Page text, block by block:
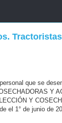
Tractoristas
que se
Y
Y
el 1° de junio de